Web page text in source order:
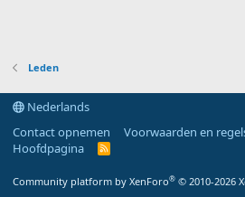
Leden
Nederlands
Contact opnemen
Voorwaarden en
Hoofdpagina
R
Community platform by XenForo® © 2010-2026